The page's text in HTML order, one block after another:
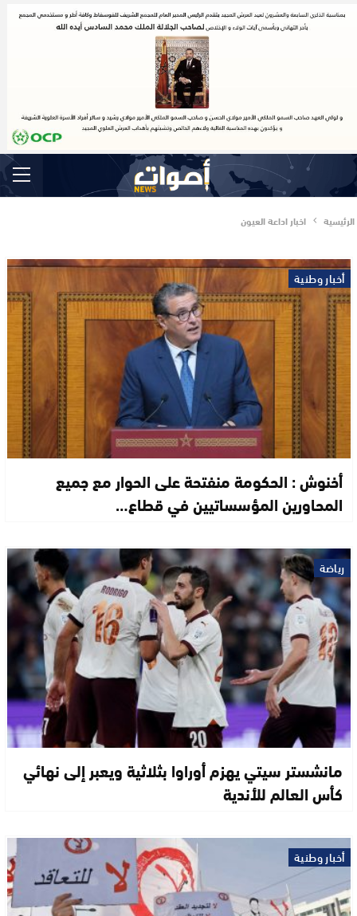
الرئيسية اخبار اداعة العيون
أخبار وطنية
أخنوش : الحكومة منفتحة على الحوار مع جميع
المحاورين المؤسساتيين في قطاع…
رياضة
مانشستر سيتي يهزم أوراوا بثلاثية ويعبر إلى نهائي
كأس العالم للأندية
أخبار وطنية